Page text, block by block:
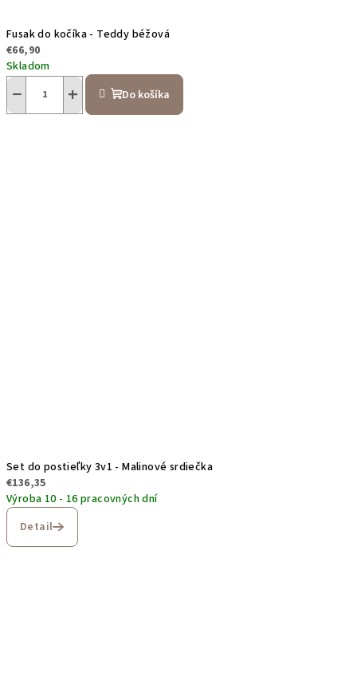
Fusak do kočíka - Teddy béžová
€66,90
Skladom
+
− Do košíka
Set do postieľky 3v1 - Malinové srdiečka
€136,35
Výroba 10 - 16 pracovných dní
Detail